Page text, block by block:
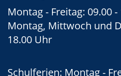
Montag - Freitag: 09.00
Montag, Mittwoch und
18.00 Uhr
Schulferien: Montag -